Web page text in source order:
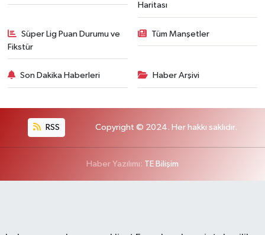
Haritası
Süper Lig Puan Durumu ve
Fikstür
Tüm Manşetler
Son Dakika Haberleri Haber Arşivi
RSS Copyright © 2024. Her hakkı saklıdır.
Haber Yazılımı: TE Bilişim